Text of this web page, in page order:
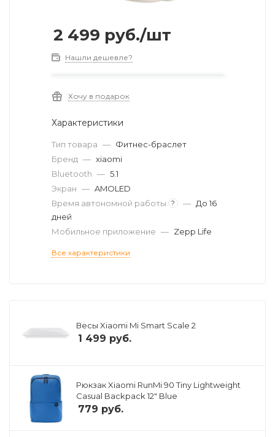
2 499 руб./шт
Нашли дешевле?
Хочу в подарок
Характеристики
Тип товара — Фитнес-браслет
Бренд — xiaomi
Bluetooth — 5.1
Экран — AMOLED
Время автономной работы
? — До 16
дней
Мобильное приложение — Zepp Life
Все характеристики
Весы Xiaomi Mi Smart Scale 2
1 499 руб.
Рюкзак Xiaomi RunMi 90 Tiny Lightweight
Casual Backpack 12" Blue
779 руб.